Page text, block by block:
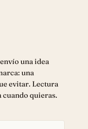
una idea
una
evitar. Lectura
cuando quieras.